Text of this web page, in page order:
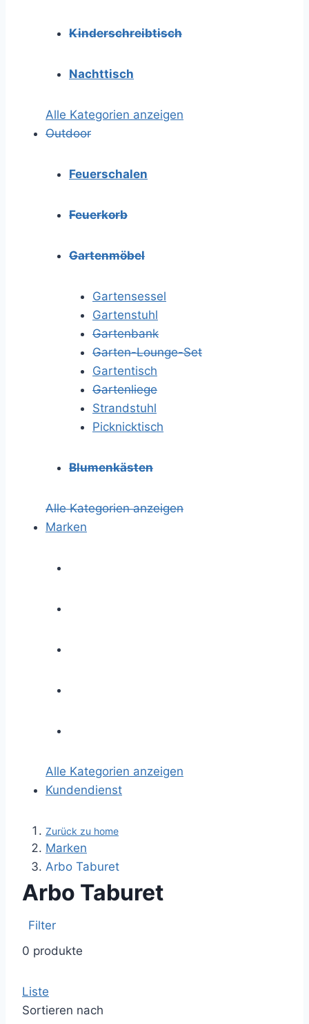
Kinderschreibtisch
Nachttisch
Alle Kategorien anzeigen
Outdoor
Feuerschalen
Feuerkorb
Gartenmöbel
Gartensessel
Gartenstuhl
Gartenbank
Garten-Lounge-Set
Gartentisch
Gartenliege
Strandstuhl
Picknicktisch
Blumenkästen
Alle Kategorien anzeigen
Marken
Alle Kategorien anzeigen
Kundendienst
Zurück zu home
Marken
Arbo Taburet
Arbo Taburet
Filter
0 produkte
Liste
Sortieren nach